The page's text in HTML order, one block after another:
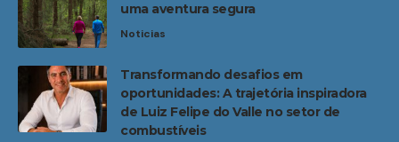
uma aventura segura
Noticias
Transformando desafios em
oportunidades: A trajetória inspiradora
de Luiz Felipe do Valle no setor de
combustíveis